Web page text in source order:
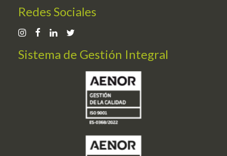
Redes Sociales
Sistema de Gestión Integral